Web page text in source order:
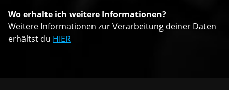
Wo erhalte ich weitere Informationen?
Weitere Informationen zur Verarbeitung deiner Daten
erhältst du HIER